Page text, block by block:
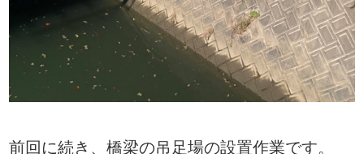
前回に続き、橋梁の吊足場の設置作業です。